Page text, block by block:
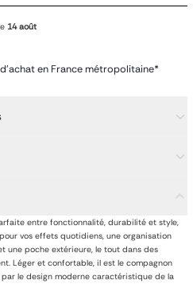
14 août
en France métropolitaine*
entre fonctionnalité, durabilité et style,
vos effets quotidiens, une organisation
une poche extérieure, le tout dans des
Léger et confortable, il est le compagnon
le design moderne caractéristique de la